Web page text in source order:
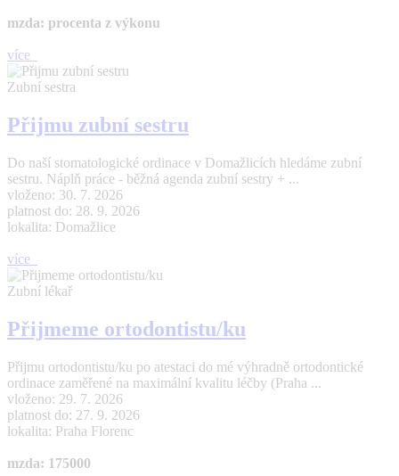
mzda: procenta z výkonu
více
Zubní sestra
Přijmu zubní sestru
Do naší stomatologické ordinace v Domažlicích hledáme zubní
sestru. Náplň práce - běžná agenda zubní sestry + ...
vloženo: 30. 7. 2026
platnost do: 28. 9. 2026
lokalita: Domažlice
více
Zubní lékař
Přijmeme ortodontistu/ku
Přijmu ortodontistu/ku po atestaci do mé výhradně ortodontické
ordinace zaměřené na maximální kvalitu léčby (Praha ...
vloženo: 29. 7. 2026
platnost do: 27. 9. 2026
lokalita: Praha Florenc
mzda: 175000